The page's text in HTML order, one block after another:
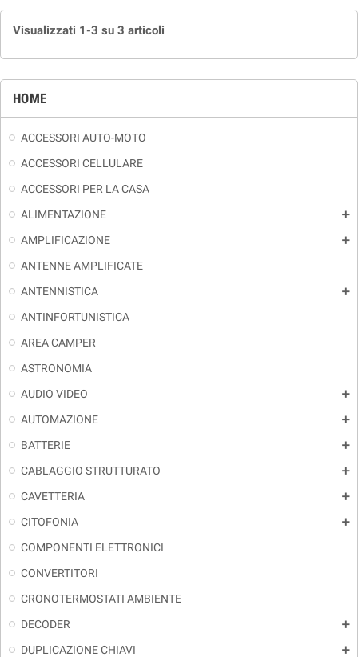
HOME
ACCESSORI AUTO-MOTO
ACCESSORI CELLULARE
ACCESSORI PER LA CASA
ALIMENTAZIONE
add
AMPLIFICAZIONE add
ANTENNE AMPLIFICATE
ANTENNISTICA
add
ANTINFORTUNISTICA
AREA CAMPER
ASTRONOMIA
AUDIO VIDEO
add
AUTOMAZIONE add
BATTERIE add
CABLAGGIO STRUTTURATO add
CAVETTERIA add
CITOFONIA add
COMPONENTI ELETTRONICI
CONVERTITORI
CRONOTERMOSTATI AMBIENTE
DECODER
add
DUPLICAZIONE CHIAVI add
Visualizzati 1-3 su 3 articoli